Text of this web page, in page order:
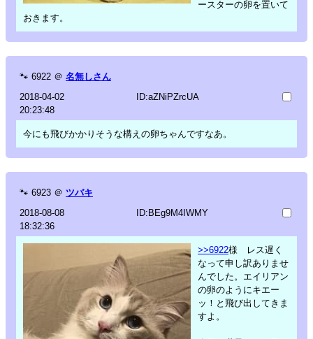
ースターの卵を置いて
おきます。
🐾 6922 ＠ 名無しさん
2018-04-02
20:23:48
ID:aZNiPZrcUA
今にも飛びかかりそうな構えの卵ちゃんですなあ。
🐾 6923 ＠ ツバキ
2018-08-08
18:32:36
ID:BEg9M4IWMY
>>6922様 レス遅く
なって申し訳ありませ
んでした。エイリアン
の卵のようにキエー
ッ！と飛び出してきま
すよ。